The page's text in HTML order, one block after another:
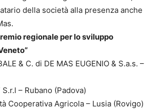
della società alla presenza anche
regionale per lo sviluppo
& C. di DE MAS EUGENIO & S.a.s. –
S.r.l – Rubano (Padova)
Cooperativa Agricola – Lusia (Rovigo)